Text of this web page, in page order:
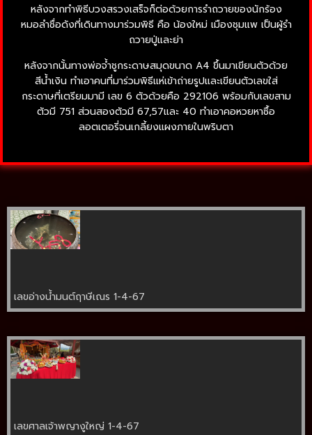
หลังจากทำพิธีบวงสรวงเสร็จก็ต่อด้วยการรำถวายของนักร้อง
หมอลำชื่อดังที่เดินทางมาร่วมพิธี คือ น้องใหม่ เมืองชุมแพ เป็นผู้รำ
ถวายปู่และย่า
หลังจากนั้นทางพ่อจ้ำชูกระดาษสมุดขนาด A4 ขึ้นมาเขียนตัวด้วย
สีน้ำเงิน ทำเอาคนที่มาร่วมพิธีแห่เข้าถ่ายรูปและเขียนตัวเลขใส่
กระดาษที่เตรียมมามี เลข 6 ตัวด้วยคือ 292106 พร้อมกับเลขสาม
ตัวมี 751 ส่วนสองตัวมี 67,57และ 40 ทำเอาคอหวยหาซื้อ
ลอตเตอรี่จนเกลี้ยงแผงภายในพริบตา
เลขอ่างน้ำมนต์ฤาษีเณร 1-4-67
เลขศาลเจ้าพญางูใหญ่ 1-4-67